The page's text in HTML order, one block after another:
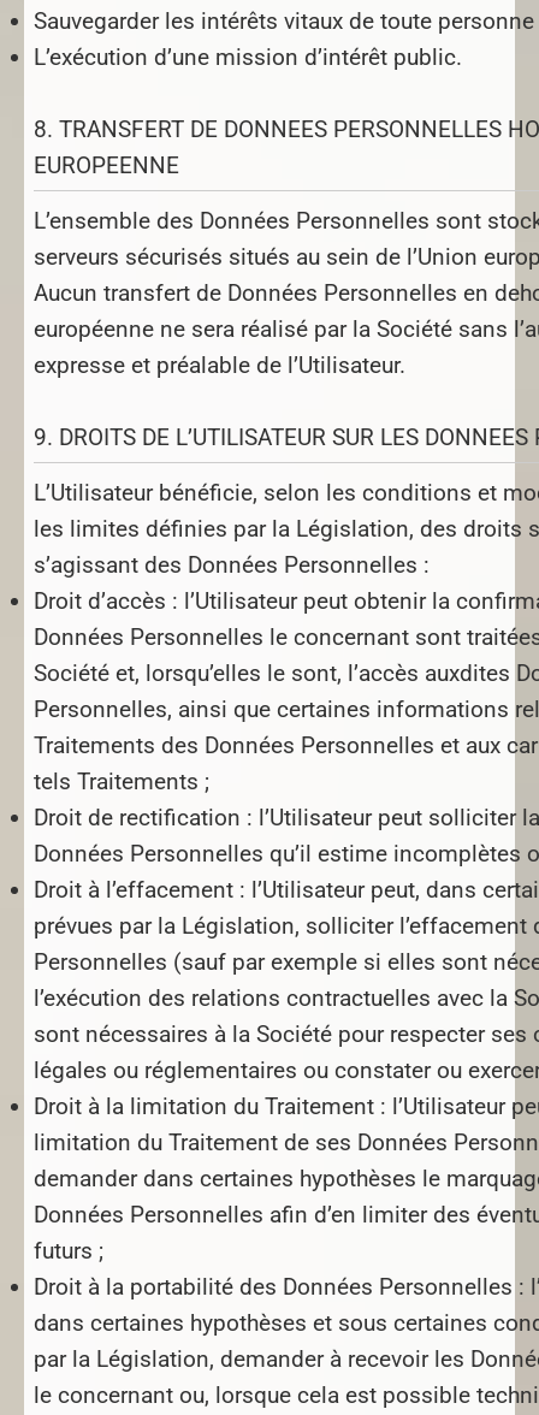
Sauvegarder les intérêts vitaux de toute
L’exécution d’une mission d’intérêt public.
8. TRANSFERT DE DONNEES PERSONNELLES
EUROPEENNE
L’ensemble des Données Personnelles sont
serveurs sécurisés situés au sein de l’Union
Aucun transfert de Données Personnelles en
européenne ne sera réalisé par la Société sans
expresse et préalable de l’Utilisateur.
9. DROITS DE L’UTILISATEUR SUR LES
L’Utilisateur bénéficie, selon les conditions et
les limites définies par la Législation, des droits
s’agissant des Données Personnelles :
Droit d’accès : l’Utilisateur peut obtenir la
Données Personnelles le concernant sont
Société et, lorsqu’elles le sont, l’accès auxdites
Personnelles, ainsi que certaines informations
Traitements des Données Personnelles et aux
tels Traitements ;
Droit de rectification : l’Utilisateur peut solliciter
Données Personnelles qu’il estime incomplètes
Droit à l’effacement : l’Utilisateur peut, dans
prévues par la Législation, solliciter l’effacement
Personnelles (sauf par exemple si elles sont
l’exécution des relations contractuelles avec la
sont nécessaires à la Société pour respecter
légales ou réglementaires ou constater ou
Droit à la limitation du Traitement : l’Utilisateur
limitation du Traitement de ses Données
demander dans certaines hypothèses le
Données Personnelles afin d’en limiter des
futurs ;
Droit à la portabilité des Données Personnelles :
dans certaines hypothèses et sous certaines
par la Législation, demander à recevoir les
le concernant ou, lorsque cela est possible